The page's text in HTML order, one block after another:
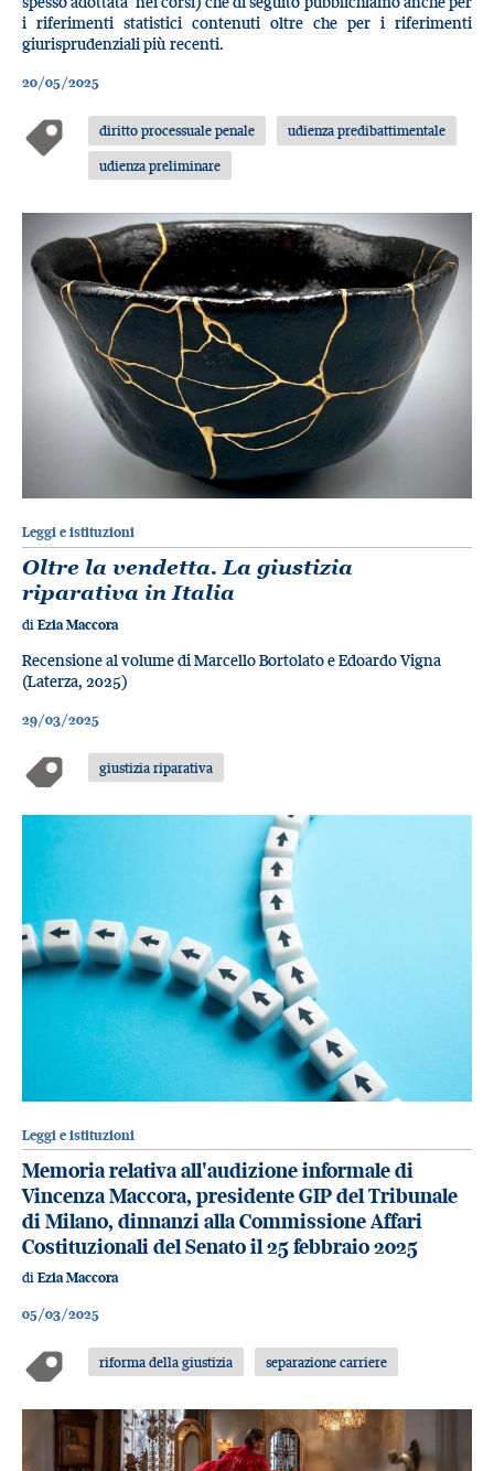
i riferimenti statistici contenuti oltre che per i riferimenti
giurisprudenziali più recenti.
20/05/2025
diritto processuale penale
udienza predibattimentale
udienza preliminare
Leggi e istituzioni
Oltre la vendetta. La giustizia
riparativa in Italia
di Ezia Maccora
Recensione al volume di Marcello Bortolato e Edoardo Vigna
(Laterza, 2025)
29/03/2025
giustizia riparativa
Leggi e istituzioni
Memoria relativa all'audizione informale di
Vincenza Maccora, presidente GIP del Tribunale
di Milano, dinnanzi alla Commissione Affari
Costituzionali del Senato il 25 febbraio 2025
di Ezia Maccora
05/03/2025
riforma della giustizia separazione carriere